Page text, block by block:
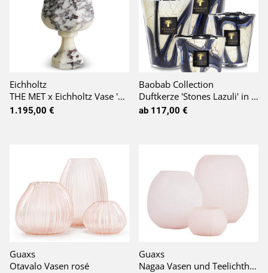
Eichholtz
THE MET x Eichholtz Vase 'Bennington'
1.195,00 €
Baobab Collection
Duftkerze 'Stones Lazuli' in Geschenkbox
ab 117,00 €
Guaxs
Otavalo Vasen rosé
Guaxs
Nagaa Vasen und Teelichthalter rosé